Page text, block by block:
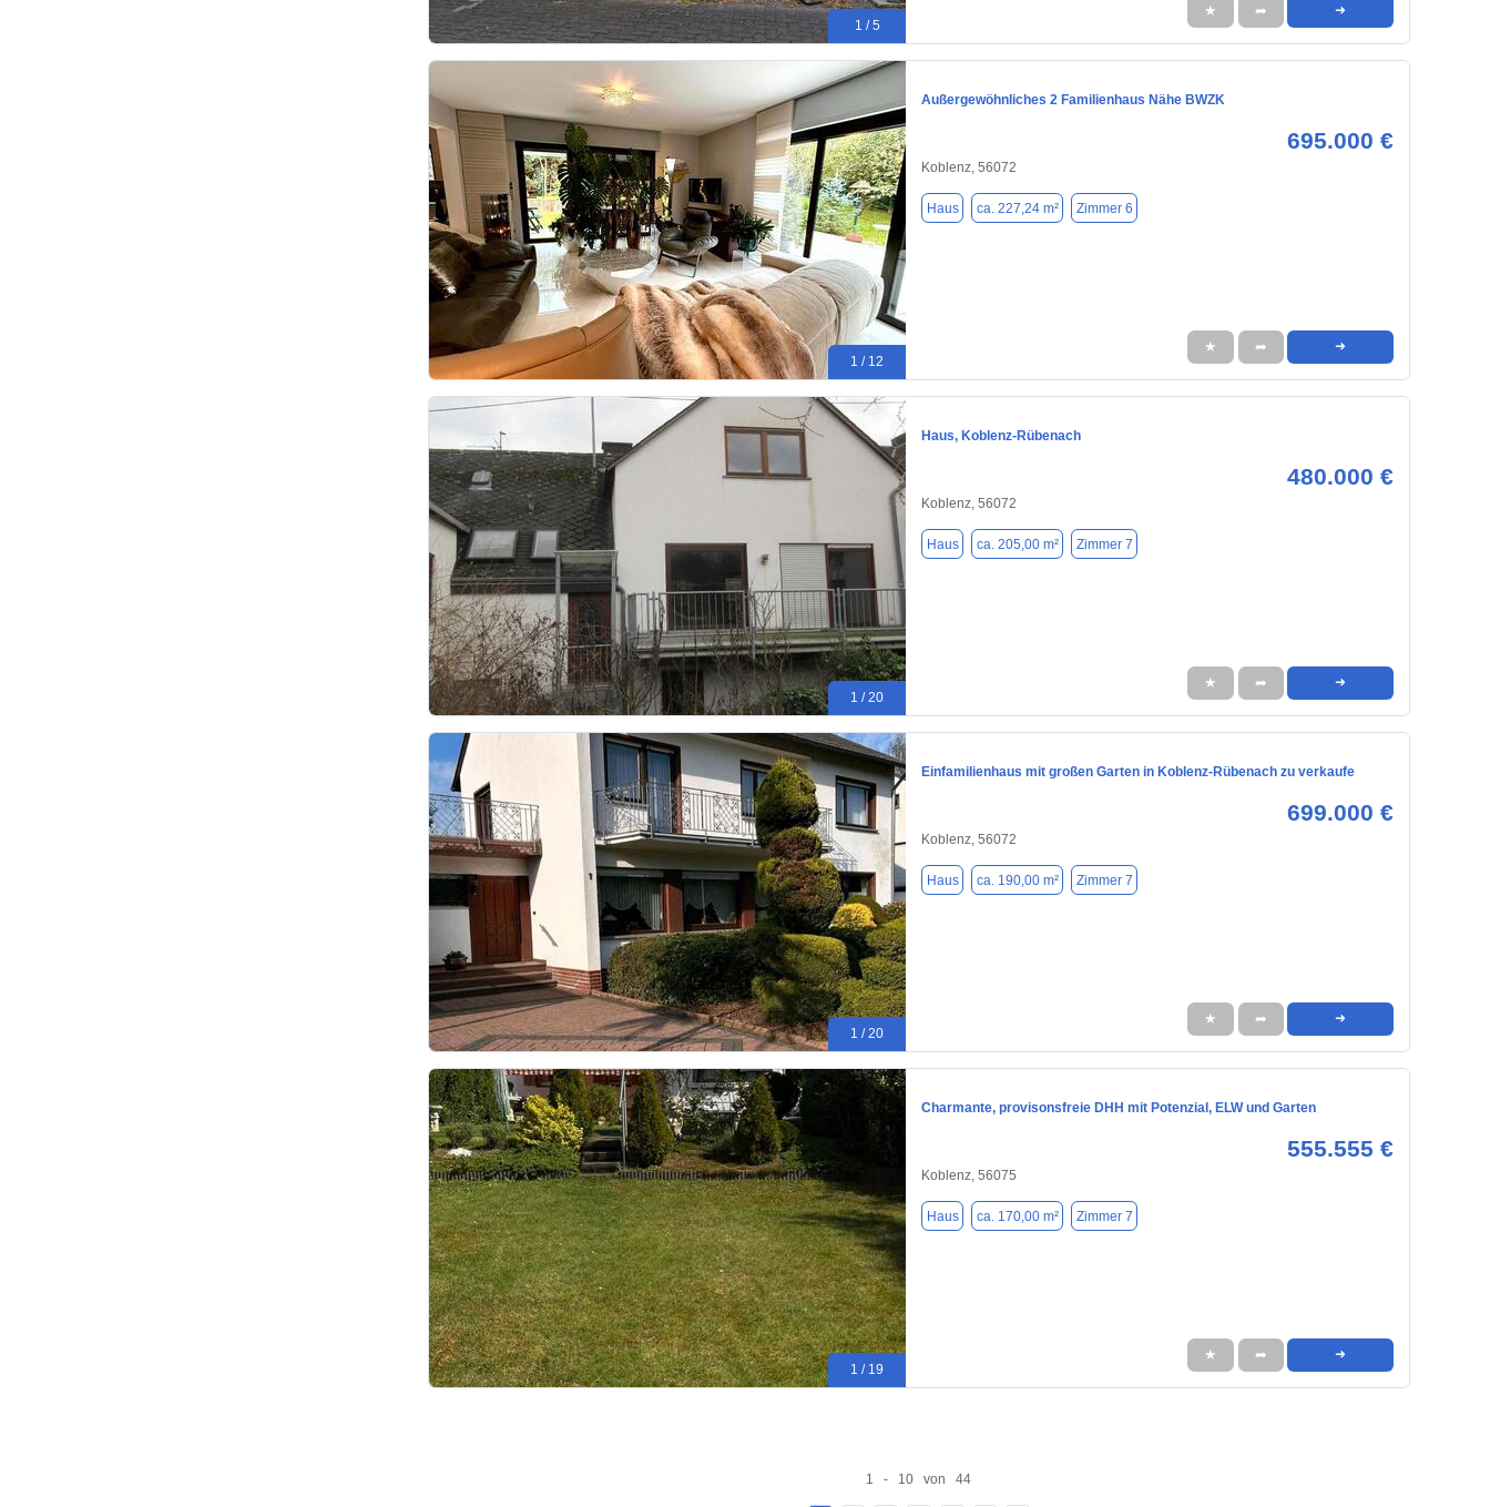
1 / 5
★ ➦ ➜
1 / 12
Außergewöhnliches 2 Familienhaus Nähe BWZK
695.000 €
Koblenz, 56072
Haus ca. 227,24 m² Zimmer 6
★ ➦ ➜
1 / 20
Haus, Koblenz-Rübenach
480.000 €
Koblenz, 56072
Haus ca. 205,00 m² Zimmer 7
★ ➦ ➜
1 / 20
Einfamilienhaus mit großen Garten in Koblenz-Rübenach zu verkaufe
699.000 €
Koblenz, 56072
Haus ca. 190,00 m² Zimmer 7
★ ➦ ➜
1 / 19
Charmante, provisonsfreie DHH mit Potenzial, ELW und Garten
555.555 €
Koblenz, 56075
Haus ca. 170,00 m² Zimmer 7
★ ➦ ➜
1 - 10 von 44